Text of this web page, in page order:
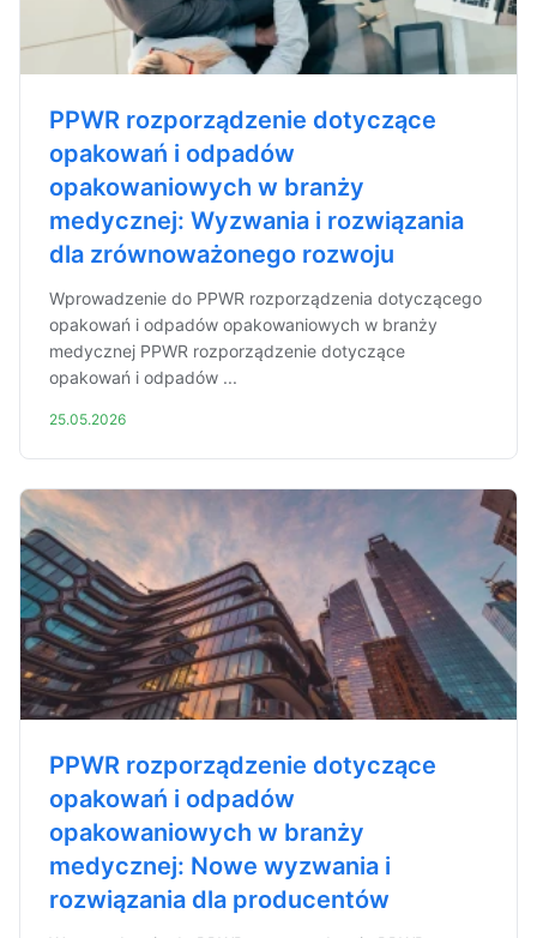
PPWR rozporządzenie dotyczące
opakowań i odpadów
opakowaniowych w branży
medycznej: Wyzwania i rozwiązania
dla zrównoważonego rozwoju
Wprowadzenie do PPWR rozporządzenia dotyczącego
opakowań i odpadów opakowaniowych w branży
medycznej PPWR rozporządzenie dotyczące
opakowań i odpadów ...
25.05.2026
PPWR rozporządzenie dotyczące
opakowań i odpadów
opakowaniowych w branży
medycznej: Nowe wyzwania i
rozwiązania dla producentów